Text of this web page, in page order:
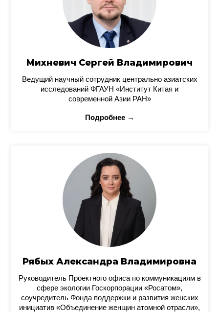
Михневич Сергей Владимирович
Ведущий научный сотрудник центрально азиатских
исследований ФГАУН «Институт Китая и
современной Азии РАН»
Подробнее →
Рябых Александра Владимировна
Руководитель Проектного офиса по коммуникациям в
сфере экологии Госкорпорации «Росатом»,
соучредитель Фонда поддержки и развития женских
инициатив «Объединение женщин атомной отрасли»,